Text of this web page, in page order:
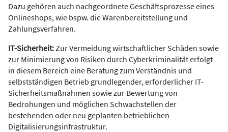
Dazu gehören auch nachgeordnete Geschäftsprozesse eines
Onlineshops, wie bspw. die Warenbereitstellung und
Zahlungsverfahren.
IT-Sicherheit: Zur Vermeidung wirtschaftlicher Schäden sowie
zur Minimierung von Risiken durch Cyberkriminalität erfolgt
in diesem Bereich eine Beratung zum Verständnis und
selbstständigen Betrieb grundlegender, erforderlicher IT-
Sicherheitsmaßnahmen sowie zur Bewertung von
Bedrohungen und möglichen Schwachstellen der
bestehenden oder neu geplanten betrieblichen
Digitalisierungsinfrastruktur.